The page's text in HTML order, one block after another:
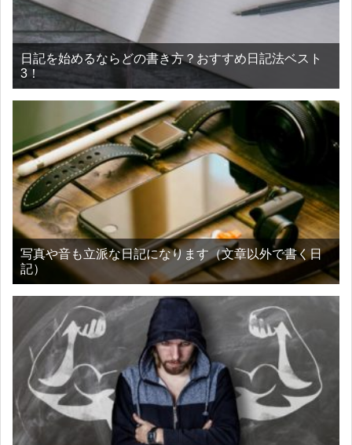
日記を始めるならどの書き方？おすすめ日記法ベスト
3！
写真や音も立派な日記になります（文章以外で書く日
記）